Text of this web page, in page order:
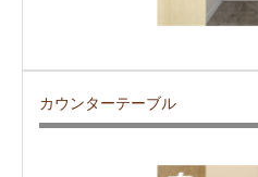
カウンターテーブル